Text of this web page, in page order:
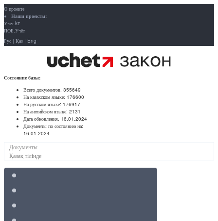
О проекте
Наши проекты:
Учёт.kz
ПОБ.Учёт
Рус | Қаз | Eng
Состояние базы:
Всего документов: 355649
На казахском языке: 176600
На русском языке: 176917
На английском языке: 2131
Дата обновления: 16.01.2024
Документы по состоянию на:
16.01.2024
Документы
Қазақ тілінде